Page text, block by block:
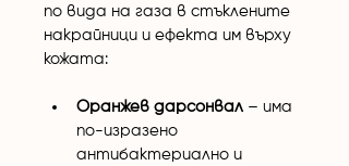
по вида на газа в стъклените
накрайници и ефекта им върху
кожата:
Оранжев дарсонвал – има
по-изразено
антибактериално и